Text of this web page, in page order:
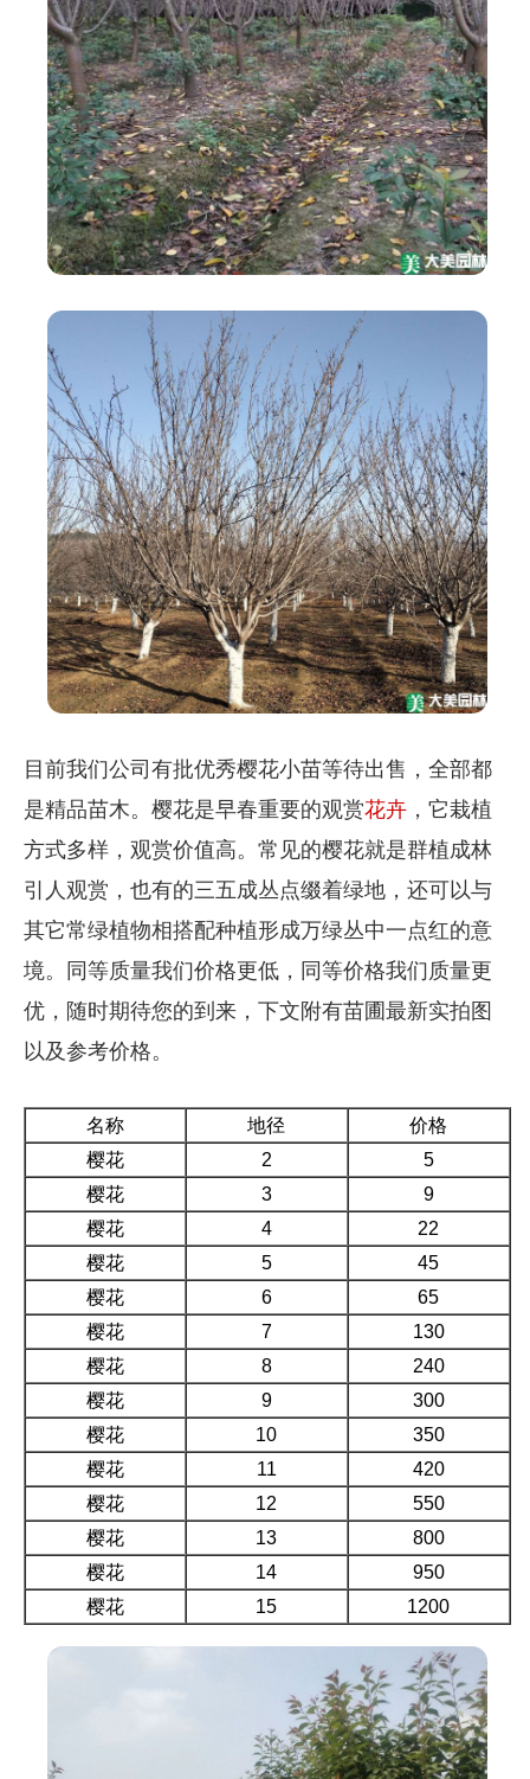
目前我们公司有批优秀樱花小苗等待出售，全部都
是精品苗木。樱花是早春重要的观赏花卉，它栽植
方式多样，观赏价值高。常见的樱花就是群植成林
引人观赏，也有的三五成丛点缀着绿地，还可以与
其它常绿植物相搭配种植形成万绿丛中一点红的意
境。同等质量我们价格更低，同等价格我们质量更
优，随时期待您的到来，下文附有苗圃最新实拍图
以及参考价格。
名称 地径
价格
樱花
2
5
樱花
3
9
樱花
4
22
樱花
5
45
樱花
6
65
樱花
7
130
樱花
8
240
樱花
9
300
樱花
10
350
樱花
11
420
樱花
12
550
樱花
13
800
樱花
14
950
樱花
15 1200